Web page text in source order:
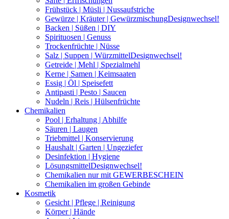
Frühstück | Müsli | Nussaufstriche
Gewürze | Kräuter | GewürzmischungDesignwechsel!
Backen | Süßen | DIY
Spirituosen | Genuss
Trockenfrüchte | Nüsse
Salz | Suppen | WürzmittelDesignwechsel!
Getreide | Mehl | Spezialmehl
Kerne | Samen | Keimsaaten
Essig | Öl | Speisefett
Antipasti | Pesto | Saucen
Nudeln | Reis | Hülsenfrüchte
Chemikalien
Pool | Erhaltung | Abhilfe
Säuren | Laugen
Triebmittel | Konservierung
Haushalt | Garten | Ungeziefer
Desinfektion | Hygiene
LösungsmittelDesignwechsel!
Chemikalien nur mit GEWERBESCHEIN
Chemikalien im großen Gebinde
Kosmetik
Gesicht | Pflege | Reinigung
Körper | Hände